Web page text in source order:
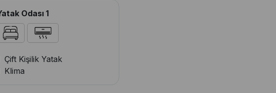
Odası 1
Çift Kişilik Yatak
Klima